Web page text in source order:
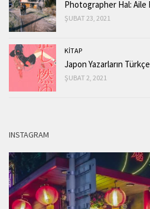
Photographer Hal: Aile
ŞUBAT 23, 2021
KİTAP
Japon Yazarların
ŞUBAT 2, 2021
INSTAGRAM